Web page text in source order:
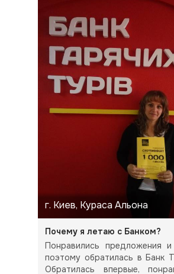
г. Киев, Кураса Альона
Почему я летаю с Банком?
Понравились предложения
поэтому обратилась в Банк
Обратилась впервые,